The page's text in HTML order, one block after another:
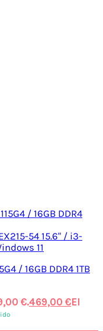
/ 16GB DDR4 1TB
€.469,00 €El